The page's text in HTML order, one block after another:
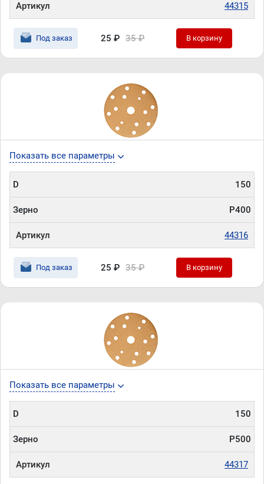
Артикул 44315
Под заказ 25 ₽ 35 ₽ В корзину
Показать все параметры
D 150
Зерно P400
Артикул 44316
Под заказ 25 ₽ 35 ₽ В корзину
Показать все параметры
D 150
Зерно P500
Артикул 44317